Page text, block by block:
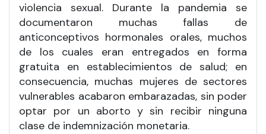
violencia sexual. Durante la pandemia se
documentaron muchas fallas de
anticonceptivos hormonales orales, muchos
de los cuales eran entregados en forma
gratuita en establecimientos de salud; en
consecuencia, muchas mujeres de sectores
vulnerables acabaron embarazadas, sin poder
optar por un aborto y sin recibir ninguna
clase de indemnización monetaria.